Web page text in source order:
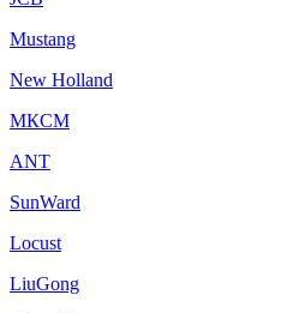
Mustang
New Holland
МКСМ
ANT
SunWard
Locust
LiuGong